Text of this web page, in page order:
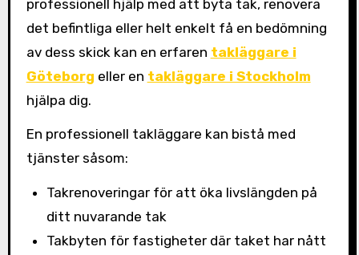
professionell hjälp med att byta tak, renovera
det befintliga eller helt enkelt få en bedömning
av dess skick kan en erfaren takläggare i
Göteborg eller en takläggare i Stockholm
hjälpa dig.
En professionell takläggare kan bistå med
tjänster såsom:
Takrenoveringar för att öka livslängden på
ditt nuvarande tak
Takbyten för fastigheter där taket har nått